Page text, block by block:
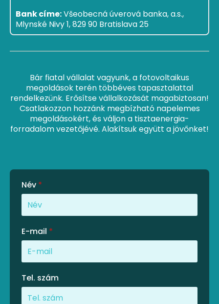
Bank címe:Všeobecná úverová banka, a.s.,
Mlynské Nivy 1, 829 90 Bratislava 25
Bár fiatal vállalat vagyunk, a fotovoltaikus
megoldások terén többéves tapasztalattal
rendelkezünk. Erősítse vállalkozását magabiztosan!
Csatlakozzon hozzánk megbízható napelemes
megoldásokért, és váljon a tisztaenergia-
forradalom vezetőjévé. Alakítsuk együtt a jövőnket!
Név *
E-mail *
Tel. szám